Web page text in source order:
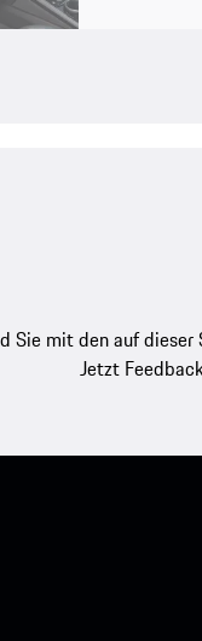
Sie mit den auf
Jetzt